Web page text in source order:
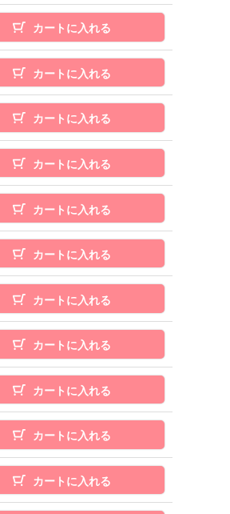
カートに入れる
カートに入れる
カートに入れる
カートに入れる
カートに入れる
カートに入れる
カートに入れる
カートに入れる
カートに入れる
カートに入れる
カートに入れる